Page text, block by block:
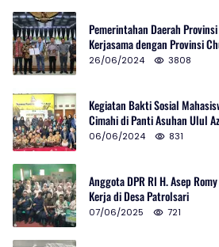
Pemerintahan Daerah
Kerjasama dengan Provinsi
Selatan
26/06/2024 3808
Kegiatan Bakti Sosial
Cimahi di Panti Asuhan Ulul
06/06/2024 831
Anggota DPR RI H. Asep
Kerja di Desa Patrolsari
07/06/2025 721